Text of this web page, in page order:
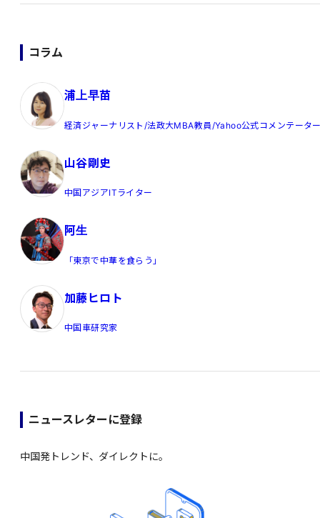
コラム
浦上早苗
経済ジャーナリスト/法政大MBA教員/Yahoo公式コメンテータ
山谷剛史
中国アジアITライター
阿生
「東京で中華を食らう」
加藤ヒロト
中国車研究家
ニュースレターに登録
中国発トレンド、ダイレクトに。